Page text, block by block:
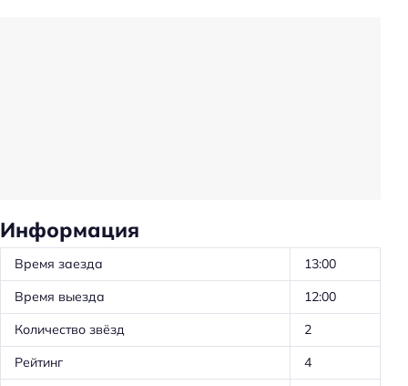
Парковка автомобиля персоналом
Ускоренная регистрация заезда/отъезда
Проживание с животными
Удобства в номерах
Стиральная машина
Информация
Время заезда
13:00
Время выезда
12:00
Количество звёзд
2
Рейтинг
4